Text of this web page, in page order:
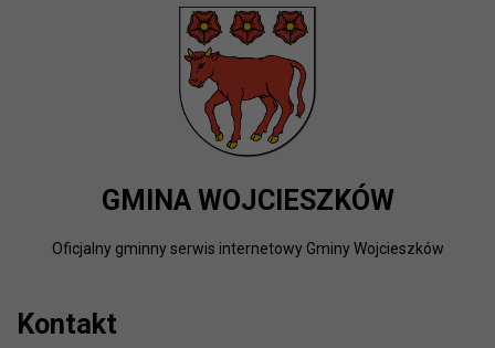
GMINA WOJCIESZKÓW
Oficjalny gminny serwis internetowy Gminy Wojcieszków
Kontakt